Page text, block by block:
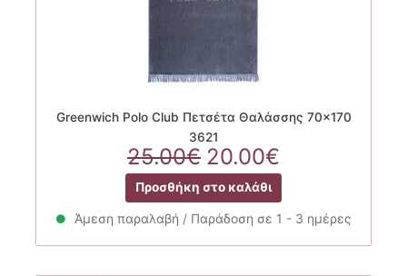
Greenwich Polo Club Πετσέτα Θαλάσσης 70×170
3621
25.00€ Original
price
was:
25.00€.
20.00€
τρέχουσα
τιμή
είναι:
Προσθήκη στο καλάθι
Άμεση παραλαβή / Παράδοση σε 1 - 3 ημέρες